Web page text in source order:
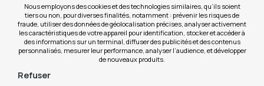
Nous employons des cookies et des technologies similaires, qu’ils soient
tiers ou non, pour diverses finalités, notamment : prévenir les risques de
fraude, utiliser des données de géolocalisation précises, analyser activement
les caractéristiques de votre appareil pour identification, stocker et accéder à
des informations sur un terminal, diffuser des publicités et des contenus
personnalisés, mesurer leur performance, analyser l’audience, et développer
de nouveaux produits.
Refuser
NOS SITES